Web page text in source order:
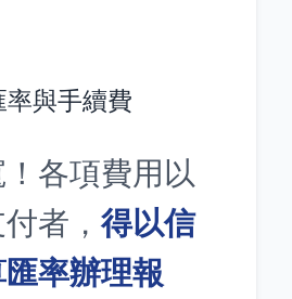
率與手續費
各項費用以
者，得以信
率辦理報